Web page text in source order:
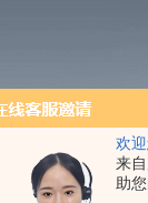
欢迎
来
助